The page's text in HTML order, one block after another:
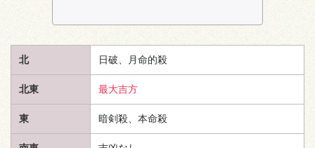
北 日破、月命的殺
北東 最大吉方
東 暗剣殺、本命殺